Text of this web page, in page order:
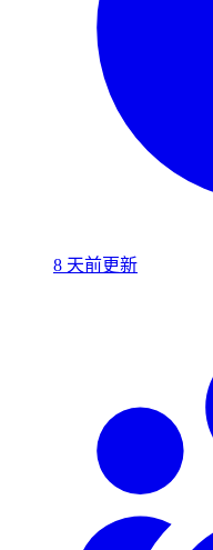
8 天前更新